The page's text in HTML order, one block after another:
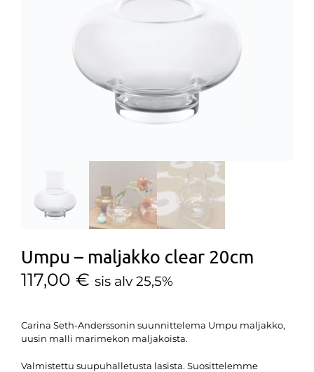
Umpu – maljakko clear 20cm
117,00 € sis alv 25,5%
Carina Seth-Anderssonin suunnittelema Umpu maljakko,
uusin malli marimekon maljakoista.
Valmistettu suupuhalletusta lasista. Suosittelemme